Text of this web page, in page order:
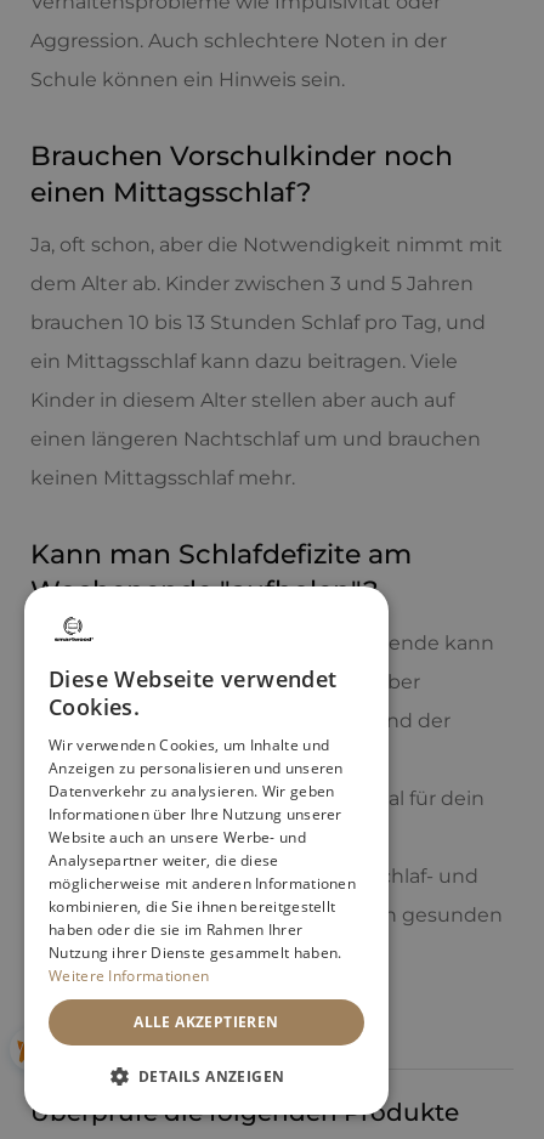
Aggression. Auch schlechtere Noten in der
Schule können ein Hinweis sein.
Brauchen Vorschulkinder noch
einen Mittagsschlaf?
Ja, oft schon, aber die Notwendigkeit nimmt mit
dem Alter ab. Kinder zwischen 3 und 5 Jahren
brauchen 10 bis 13 Stunden Schlaf pro Tag, und
ein Mittagsschlaf kann dazu beitragen. Viele
Kinder in diesem Alter stellen aber auch auf
einen längeren Nachtschlaf um und brauchen
keinen Mittagsschlaf mehr.
Kann man Schlafdefizite am
Wochenende "aufholen"?
Klar, mal länger schlafen am Wochenende kann
helfen, akute Müdigkeit zu lindern. Aber
Achtung: Wenn das zur Regel wird und der
Schlaf-Wach-Rhythmus ständig
durcheinandergerät, ist das nicht ideal für dein
Kind. Experten raten dazu, auch am
Wochenende so gut es geht feste Schlaf- und
Wachzeiten beizubehalten, um einen gesunden
Rhythmus zu fördern.
Kategorie: Tipps für Eltern
Überprüfe die folgenden Produkte
Diese Webseite verwendet
Cookies.
Wir verwenden Cookies, um Inhalte und
Anzeigen zu personalisieren und unseren
Datenverkehr zu analysieren. Wir geben
Informationen über Ihre Nutzung unserer
Website auch an unsere Werbe- und
Analysepartner weiter, die diese
möglicherweise mit anderen Informationen
kombinieren, die Sie ihnen bereitgestellt
haben oder die sie im Rahmen Ihrer
Nutzung ihrer Dienste gesammelt haben.
Weitere Informationen
ALLE AKZEPTIEREN
DETAILS ANZEIGEN